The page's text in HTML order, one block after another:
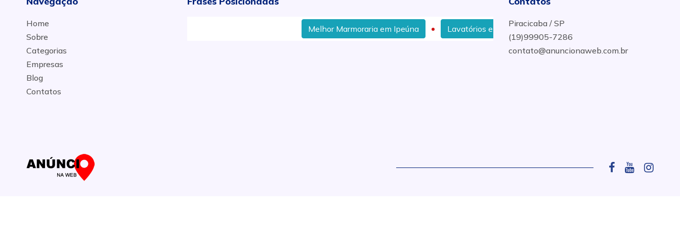
Home
Sobre
Categorias
Empresas
Blog
Contatos
Melhor Marmoraria em Ipeúna Lavatórios em Mármore e Granito em Ipeúna
Piracicaba / SP
(19)99905-7286
contato@anuncionaweb.com.br